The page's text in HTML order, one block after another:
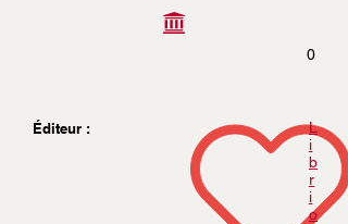
0
Éditeur :
L
i
b
r
i
o